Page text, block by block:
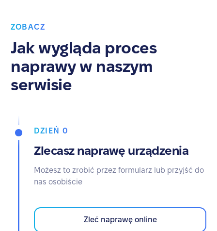
ZOBACZ
Jak wygląda proces
naprawy w naszym
serwisie
DZIEŃ 0
Zlecasz naprawę urządzenia
Możesz to zrobić przez formularz lub przyjść do
nas osobiście
Zleć naprawę online